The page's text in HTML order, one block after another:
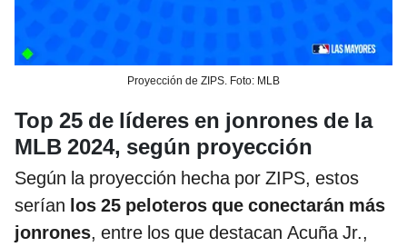
Proyección de ZIPS. Foto: MLB
Top 25 de líderes en jonrones de la
MLB 2024, según proyección
Según la proyección hecha por ZIPS, estos
serían los 25 peloteros que conectarán más
jonrones, entre los que destacan Acuña Jr.,